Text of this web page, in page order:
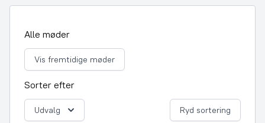
Alle møder
Vis fremtidige møder
Sorter efter
Udvalg Ryd sortering